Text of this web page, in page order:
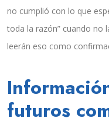
no cumplió con lo que
toda la razón” cuando no
leerán eso como
futuros